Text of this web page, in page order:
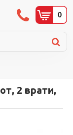
0
2 врати,